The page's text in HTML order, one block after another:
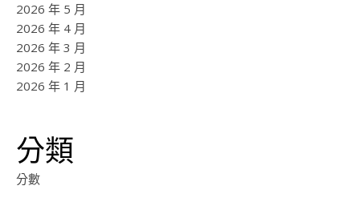
2026 年 5 月
2026 年 4 月
2026 年 3 月
2026 年 2 月
2026 年 1 月
分類
分數